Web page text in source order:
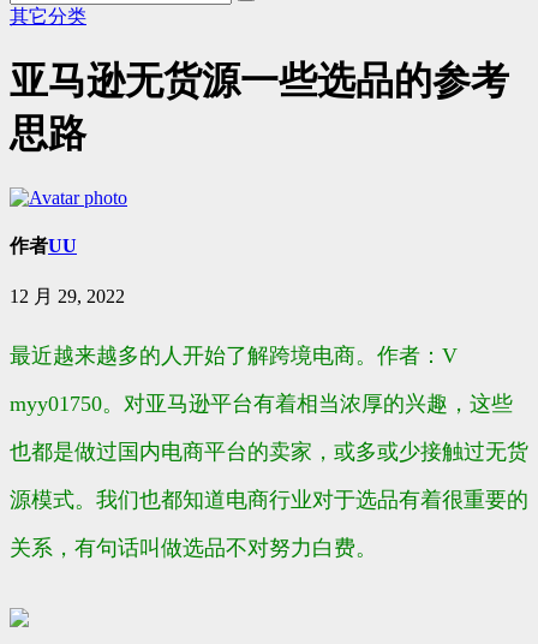
其它分类
亚马逊无货源一些选品的参考
思路
作者UU
12 月 29, 2022
最近越来越多的人开始了解跨境电商。作者：V
myy01750。对亚马逊平台有着相当浓厚的兴趣，这些
也都是做过国内电商平台的卖家，或多或少接触过无货
源模式。我们也都知道电商行业对于选品有着很重要的
关系，有句话叫做选品不对努力白费。